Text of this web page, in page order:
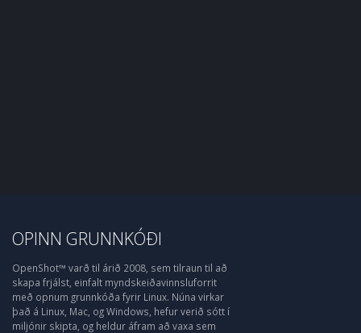
OPINN GRUNNKÓÐI
OpenShot™ varð til árið 2008, sem tilraun til að
skapa frjálst, einfalt myndskeiðavinnsluforrit
með opnum grunnkóða fyrir Linux. Núna virkar
það á Linux, Mac, og Windows, hefur verið sótt í
miljónir skipta, og heldur áfram að vaxa sem